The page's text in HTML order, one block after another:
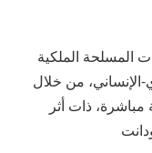
المسلحة الملكية
الإنساني، من خلال
ذات أثر